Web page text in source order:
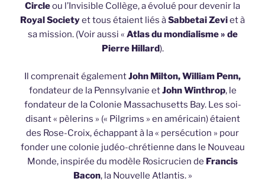
Circleou l’Invisible Collège, a évolué pour devenir la
Royal Societyet tous étaient liés àSabbetai Zeviet à
sa mission. (Voir aussi « Atlas du mondialisme » de
Pierre Hillard).
Il comprenait égalementJohn Milton, William Penn,
fondateur de la Pennsylvanie etJohn Winthrop, le
fondateur de la Colonie Massachusetts Bay. Les soi-
disant « pèlerins » (« Pilgrims » en américain) étaient
des Rose-Croix, échappant à la « persécution » pour
fonder une colonie judéo-chrétienne dans le Nouveau
Monde, inspirée du modèle Rosicrucien de Francis
Bacon, la Nouvelle Atlantis. »